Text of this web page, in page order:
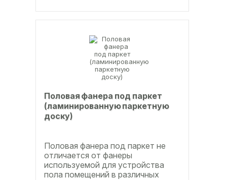
Половая фанера под паркет
(ламинированную паркетную
доску)
Половая фанера под паркет не
отличается от фанеры
используемой для устройства
пола помещений в различных